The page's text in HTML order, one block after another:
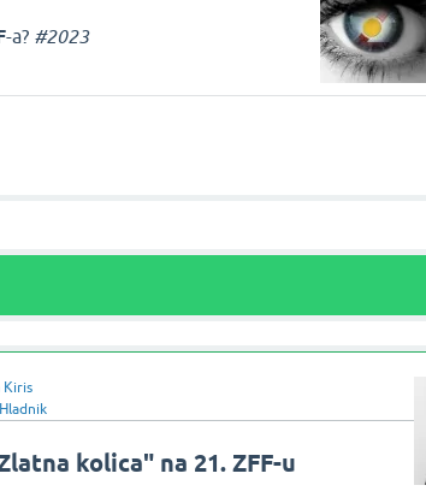
-a? #2023
Kiris
kolica" na 21. ZFF-u